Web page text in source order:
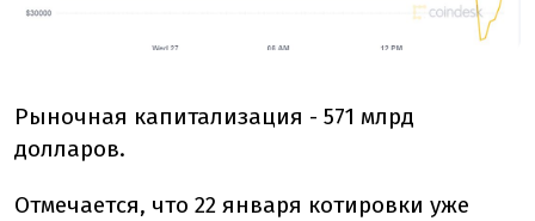
Рыночная капитализация - 571 млрд
долларов.
Отмечается, что 22 января котировки уже